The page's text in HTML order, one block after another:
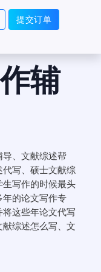
提交订单
辅
、文献综述帮
写、硕士文献综
写作的时候最头
的论文写作专
这些年论文代写
综述怎么写、文